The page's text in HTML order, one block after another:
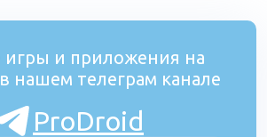
и приложения на
нашем телеграм канале
ProDroid